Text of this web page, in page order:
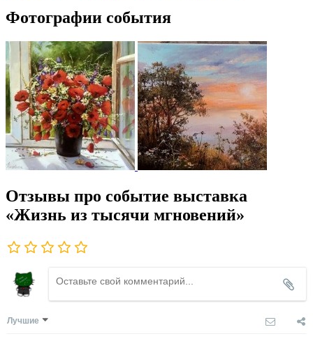
Фотографии события
Отзывы про событие выставка
«Жизнь из тысячи мгновений»
Лучшие